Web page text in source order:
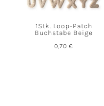
1Stk. Loop-Patch
Buchstabe Beige
0,70€